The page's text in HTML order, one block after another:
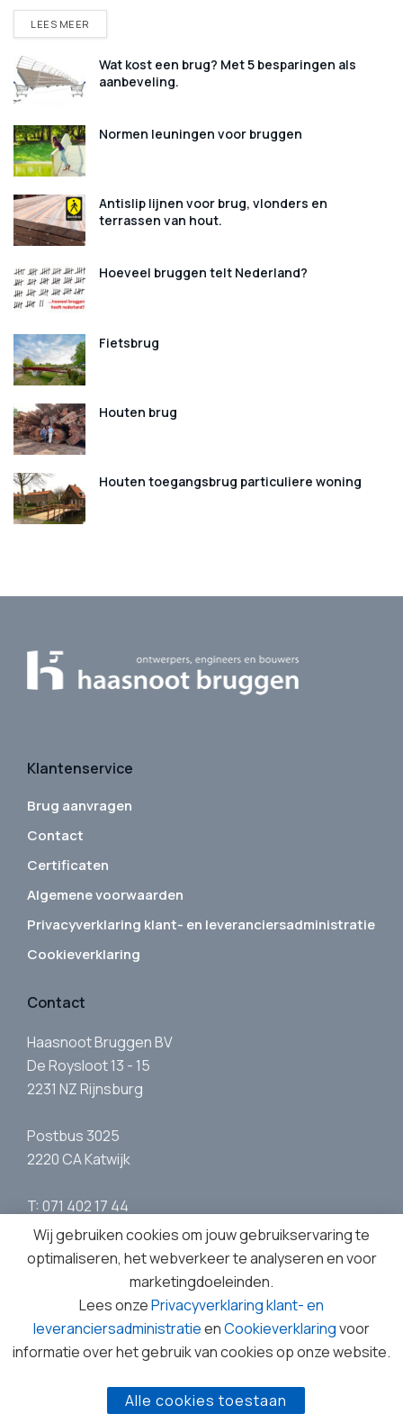
LEES MEER
Wat kost een brug? Met 5 besparingen als
aanbeveling.
Normen leuningen voor bruggen
Antislip lijnen voor brug, vlonders en
terrassen van hout.
Hoeveel bruggen telt Nederland?
Fietsbrug
Houten brug
Houten toegangsbrug particuliere woning
Klantenservice
Brug aanvragen
Contact
Certificaten
Algemene voorwaarden
Privacyverklaring klant- en leveranciersadministratie
Cookieverklaring
Contact
Haasnoot Bruggen BV
De Roysloot 13 - 15
2231 NZ Rijnsburg
Postbus 3025
2220 CA Katwijk
T: 071 402 17 44
E:info@haasnootbruggen.nl
Wat u doet Wat wij doen Bruggen
Nieuws
Contact
Werken bij Ons verhaal
© 1962 - 2026 Haasnoot Bruggen BV
Wij gebruiken cookies om jouw gebruikservaring te
optimaliseren, het webverkeer te analyseren en voor
marketingdoeleinden.
Lees onzePrivacyverklaring klant- en
leveranciersadministratieenCookieverklaringvoor
informatie over het gebruik van cookies op onze website.
Alle cookies toestaan